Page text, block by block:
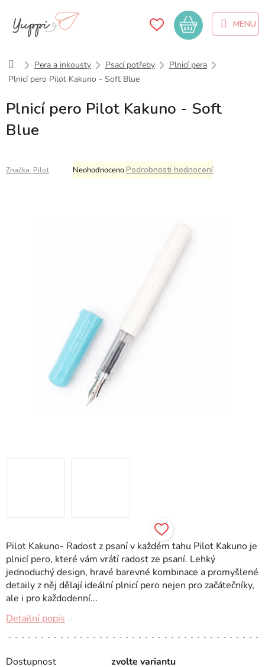
obsah
Nákupní
košík
DomůPera a inkousty Psací potřeby
Plnicí pera
Plnicí pero Pilot Kakuno - Soft Blue
Plnicí pero Pilot Kakuno - Soft
Blue
Průměrné
hodnocení
NeohodnocenoPodrobnosti hodnocení
Značka: Pilot
Dostupnost
zvolte variantu
Pilot Kakuno- Radost z psaní v každém tahu Pilot Kakuno je
plnicí pero, které vám vrátí radost ze psaní. Lehký
jednoduchý design, hravé barevné kombinace a promyšlené
detaily z něj dělají ideální plnicí pero nejen pro začátečníky,
ale i pro každodenní...
Detailní popis